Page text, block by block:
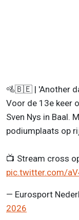
🚵🇧🇪 | 'Another
Voor de 13e keer
Sven Nys in Baal.
podiumplaats op
📺 Stream cross
pic.twitter.com/
— Eurosport
2026